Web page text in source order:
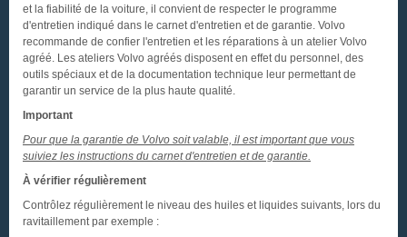
et la fiabilité de la voiture, il convient de respecter le programme
d'entretien indiqué dans le carnet d'entretien et de garantie. Volvo
recommande de confier l'entretien et les réparations à un atelier Volvo
agréé. Les ateliers Volvo agréés disposent en effet du personnel, des
outils spéciaux et de la documentation technique leur permettant de
garantir un service de la plus haute qualité.
Important
Pour que la garantie de Volvo soit valable, il est important que vous
suiviez les instructions du carnet d'entretien et de garantie.
À vérifier régulièrement
Contrôlez régulièrement le niveau des huiles et liquides suivants, lors du
ravitaillement par exemple :